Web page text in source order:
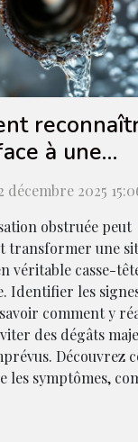
à une
obstruée
décembre 2025
obstruée peut
transformer une
véritable casse-
Identifier les
comment y
des dégâts
Découvrez
les symptômes,